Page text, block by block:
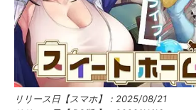
リリース日【スマホ】：2025/08/21